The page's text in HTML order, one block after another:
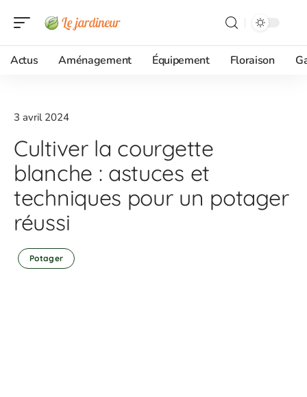
Actus Aménagement Équipement Floraison
3 avril 2024
Cultiver la courgette
blanche : astuces et
techniques pour un potager
réussi
Potager